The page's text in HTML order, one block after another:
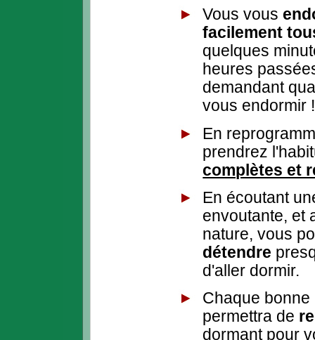
Vous vous
facilement
quelques
heures
demandant
vous endormir !
En
prendrez
complètes et
En écoutant
envoutante, et
nature, vous
détendre
d'aller dormir.
Chaque
permettra de
dormant pour